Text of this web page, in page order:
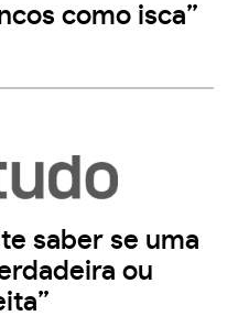
como isca”
saber se uma
ou